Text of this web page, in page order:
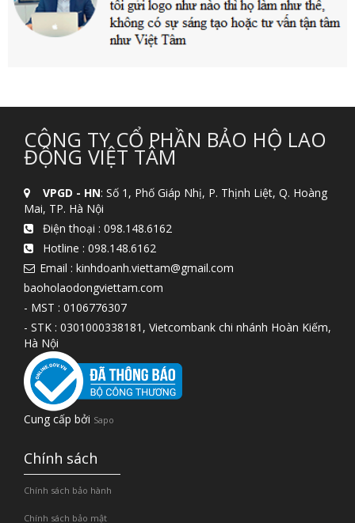
CÔNG TY CỔ PHẦN BẢO HỘ LAO
ĐỘNG VIỆT TÂM
VPGD - HN: Số 1, Phố Giáp Nhị, P. Thịnh Liệt, Q. Hoàng
Mai, TP. Hà Nội
Điện thoại : 098.148.6162
Hotline : 098.148.6162
Email : kinhdoanh.viettam@gmail.com
baoholaodongviettam.com
- MST : 0106776307
- STK : 0301000338181, Vietcombank chi nhánh Hoàn Kiếm,
Hà Nội
Cung cấp bởi Sapo
Chính sách
Chính sách bảo hành
Chính sách bảo mật